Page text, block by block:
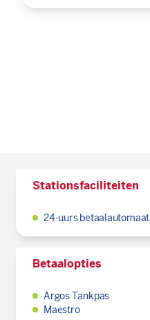
Stationsfaciliteiten
24-uurs betaalautomaat
Betaalopties
Argos Tankpas
Maestro